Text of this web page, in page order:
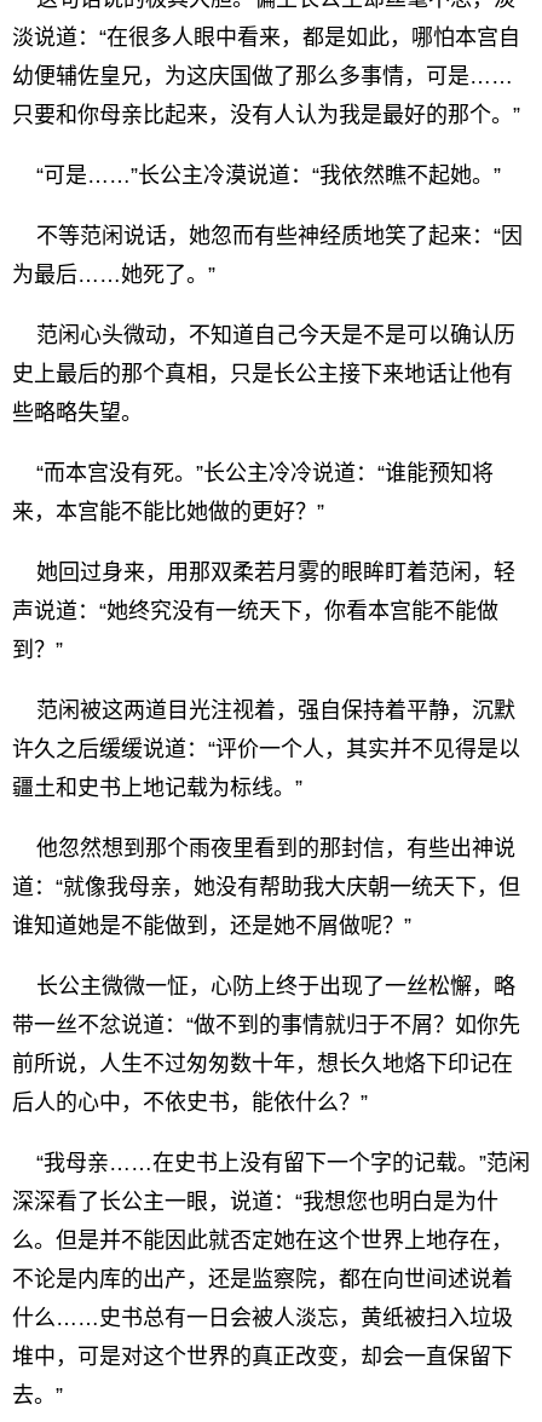
淡说道：“在很多人眼中看来，都是如此，哪怕本宫自
幼便辅佐皇兄，为这庆国做了那么多事情，可是……
只要和你母亲比起来，没有人认为我是最好的那个。”
“可是……”长公主冷漠说道：“我依然瞧不起她。”
不等范闲说话，她忽而有些神经质地笑了起来：“因
为最后……她死了。”
范闲心头微动，不知道自己今天是不是可以确认历
史上最后的那个真相，只是长公主接下来地话让他有
些略略失望。
“而本宫没有死。”长公主冷冷说道：“谁能预知将
来，本宫能不能比她做的更好？”
她回过身来，用那双柔若月雾的眼眸盯着范闲，轻
声说道：“她终究没有一统天下，你看本宫能不能做
到？”
范闲被这两道目光注视着，强自保持着平静，沉默
许久之后缓缓说道：“评价一个人，其实并不见得是以
疆土和史书上地记载为标线。”
他忽然想到那个雨夜里看到的那封信，有些出神说
道：“就像我母亲，她没有帮助我大庆朝一统天下，但
谁知道她是不能做到，还是她不屑做呢？”
长公主微微一怔，心防上终于出现了一丝松懈，略
带一丝不忿说道：“做不到的事情就归于不屑？如你先
前所说，人生不过匆匆数十年，想长久地烙下印记在
后人的心中，不依史书，能依什么？”
“我母亲……在史书上没有留下一个字的记载。”范闲
深深看了长公主一眼，说道：“我想您也明白是为什
么。但是并不能因此就否定她在这个世界上地存在，
不论是内库的出产，还是监察院，都在向世间述说着
什么……史书总有一日会被人淡忘，黄纸被扫入垃圾
堆中，可是对这个世界的真正改变，却会一直保留下
去。”